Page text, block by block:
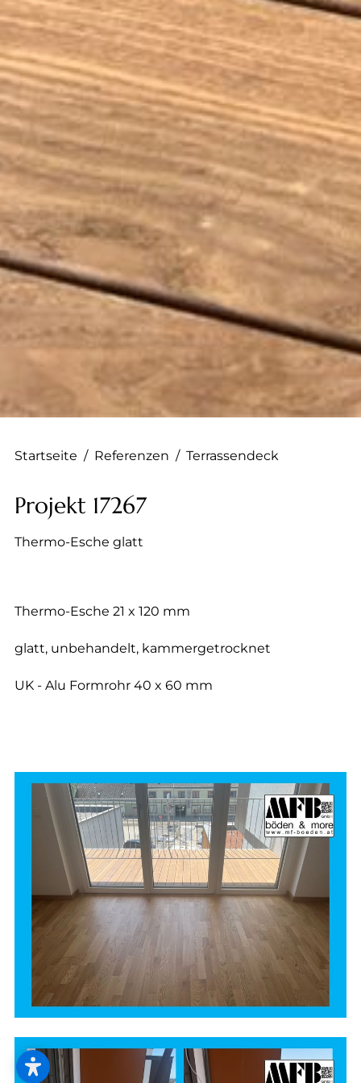
--
--
--
--
Startseite / Referenzen / Terrassendeck
Projekt 17267
Thermo-Esche glatt
Thermo-Esche 21 x 120 mm
glatt, unbehandelt, kammergetrocknet
UK - Alu Formrohr 40 x 60 mm